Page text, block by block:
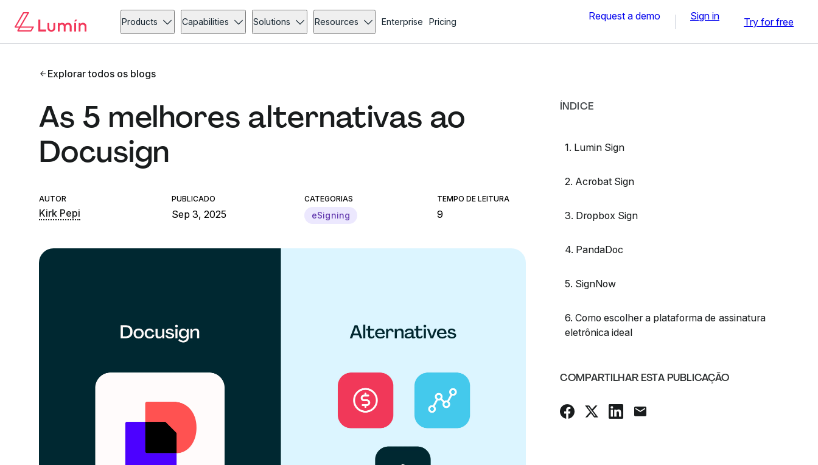
Products Capabilities Solutions Resources Enterprise Pricing Request a demo Sign in Try for free
Explorar todos os blogs
As 5 melhores alternativas ao
Docusign
AUTOR
Kirk Pepi
PUBLICADO
Sep 3, 2025
CATEGORIAS
eSigning
TEMPO DE LEITURA
9
ÍNDICE
1. Lumin Sign
2. Acrobat Sign
3. Dropbox Sign
4. PandaDoc
5. SignNow
6. Como escolher a plataforma de assinatura
eletrônica ideal
COMPARTILHAR ESTA PUBLICAÇÃO